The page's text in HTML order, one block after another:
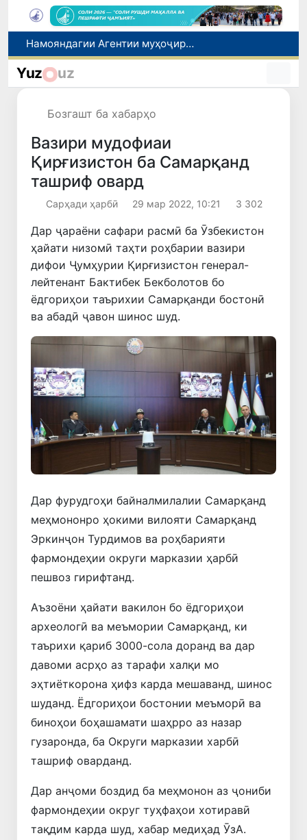
Дастаи мунтахаби Ӯзбекистон ба даври чорякниҳоии «Бозиҳои Оянда – 2026» дар Остона роҳ ёфт
Дар вилояти Самарқанд ва шаҳри Тошканд ҳолатҳои фасод ва қаллобӣ ошкор гардид
Yuz uz
Бозгашт ба хабарҳо
Вазири мудофиаи
Қирғизистон ба Самарқанд
ташриф овард
Сарҳади ҳарбӣ 29 мар 2022, 10:21 3 302
Дар ҷараёни сафари расмӣ ба Ӯзбекистон
ҳайати низомӣ таҳти роҳбарии вазири
дифои Ҷумҳурии Қирғизистон генерал-
лейтенант Бактибек Бекболотов бо
ёдгориҳои таърихии Самарқанди бостонӣ
ва абадӣ ҷавон шинос шуд.
Дар фурудгоҳи байналмилалии Самарқанд
меҳмононро ҳокими вилояти Самарқанд
Эркинҷон Турдимов ва роҳбарияти
фармондеҳии округи марказии ҳарбӣ
пешвоз гирифтанд.
Аъзоёни ҳайати вакилон бо ёдгориҳои
археологӣ ва меъмории Самарқанд, ки
таърихи қариб 3000-сола доранд ва дар
давоми асрҳо аз тарафи халқи мо
эҳтиёткорона ҳифз карда мешаванд, шинос
шуданд. Ёдгориҳои бостонии меъморӣ ва
биноҳои боҳашамати шаҳрро аз назар
гузаронда, ба Округи марказии харбӣ
ташриф оварданд.
Дар анҷоми боздид ба меҳмонон аз ҷониби
фармондеҳии округ туҳфаҳои хотиравӣ
тақдим карда шуд, хабар медиҳад ӮзА.